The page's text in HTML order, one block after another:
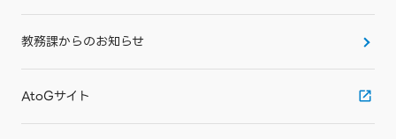
教務課からのお知らせ
AtoGサイト